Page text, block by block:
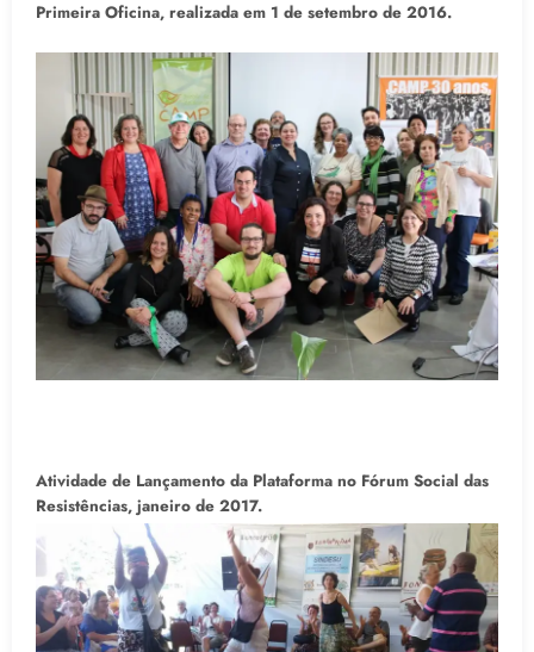
Primeira Oficina, realizada em 1 de setembro de 2016.
Atividade de Lançamento da Plataforma no Fórum Social das
Resistências, janeiro de 2017.